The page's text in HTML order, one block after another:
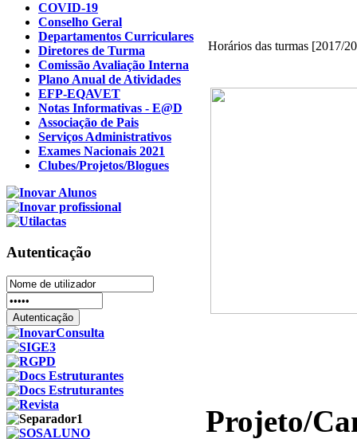
Horários das turmas [2017/
Projeto/
COVID-19
Conselho Geral
Departamentos Curriculares
Diretores de Turma
Comissão Avaliação Interna
Plano Anual de Atividades
EFP-EQAVET
Notas Informativas - E@D
Associação de Pais
Serviços Administrativos
Exames Nacionais 2021
Clubes/Projetos/Blogues
Autenticação